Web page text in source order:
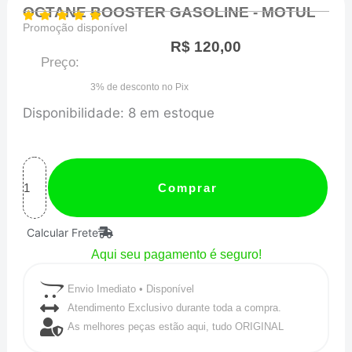
OCTANE BOOSTER GASOLINE - MOTUL
Promoção disponível
Preço:
R$120,00
3% de desconto no Pix
Disponibilidade: 8 em estoque
OCTANE
GASOLINE
-
MOTUL
quantidade
Comprar
Calcular Frete
Aqui seu pagamento é seguro!
Envio Imediato • Disponível
Atendimento Exclusivo durante toda a compra.
As melhores peças estão aqui, tudo ORIGINAL